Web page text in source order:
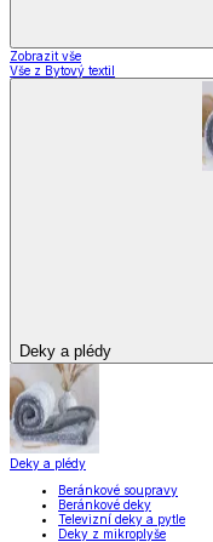
Zobrazit vše
Vše z Bytový textil
Deky a plédy
Deky a plédy
Beránkové soupravy
Beránkové deky
Televizní deky a pytle
Deky z mikroplyše